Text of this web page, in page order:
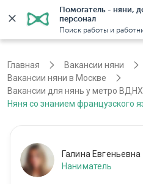
Помогатель - няни,
персонал
Поиск работы и
Главная
Вакансии няни
Вакансии няни в Москве
Вакансии для нянь у метро ВДНХ
Няня со знанием французского
Галина Евгеньевна
Наниматель